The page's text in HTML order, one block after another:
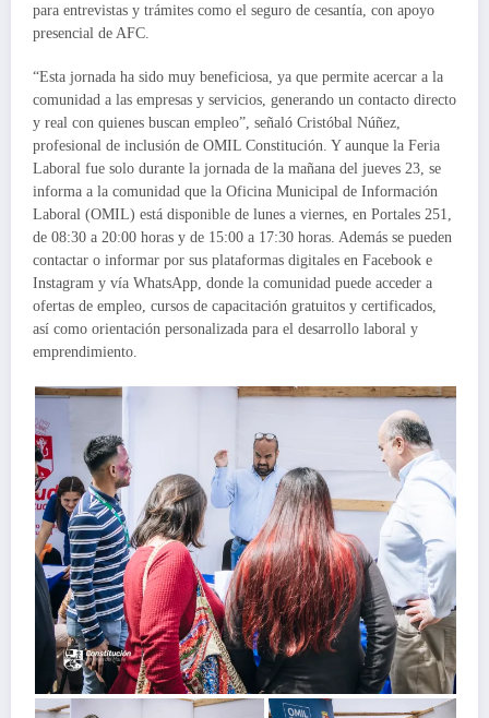
para entrevistas y trámites como el seguro de cesantía, con apoyo
presencial de AFC.
“Esta jornada ha sido muy beneficiosa, ya que permite acercar a la
comunidad a las empresas y servicios, generando un contacto directo
y real con quienes buscan empleo”, señaló Cristóbal Núñez,
profesional de inclusión de OMIL Constitución. Y aunque la Feria
Laboral fue solo durante la jornada de la mañana del jueves 23, se
informa a la comunidad que la Oficina Municipal de Información
Laboral (OMIL) está disponible de lunes a viernes, en Portales 251,
de 08:30 a 20:00 horas y de 15:00 a 17:30 horas. Además se pueden
contactar o informar por sus plataformas digitales en Facebook e
Instagram y vía WhatsApp, donde la comunidad puede acceder a
ofertas de empleo, cursos de capacitación gratuitos y certificados,
así como orientación personalizada para el desarrollo laboral y
emprendimiento.